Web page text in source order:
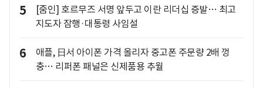
5
[줌인] 호르무즈 서명 앞두고 이란 리더십 증발… 최고
지도자 잠행·대통령 사임설
6
애플, 日서 아이폰 가격 올리자 중고폰 주문량 2배 껑
충… 리퍼폰 패널은 신제품용 추월